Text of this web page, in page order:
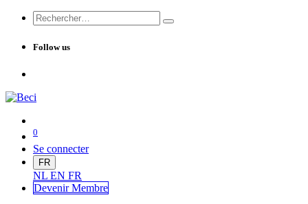
Follow us
0
Se connecter
FR
NL EN FR
Devenir Membre